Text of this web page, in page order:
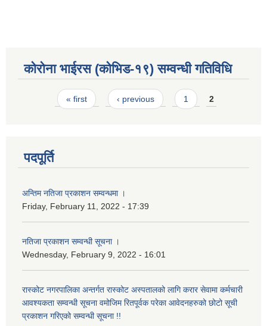
कोरोना भाईरस (कोभिड-१९) सम्वन्धी गतिविधि
Pages« first ‹ previous 1 2
पदपूर्ति
अन्तिम नतिजा प्रकाशन सम्वन्धमा ।
Friday, February 11, 2022 - 17:39
नतिजा प्रकाशन सम्वन्धी सूचना ।
Wednesday, February 9, 2022 - 16:01
रास्कोट नगरपालिका अन्तर्गत रास्कोट अस्पतालको लागि करार सेवामा कर्मचारी
आवश्यकता सम्वन्धी सूचना वमोजिम रितपूर्वक परेका आवेदनहरुको छोटो सूची
प्रकाशन गरिएको सम्वन्धी सूचना !!